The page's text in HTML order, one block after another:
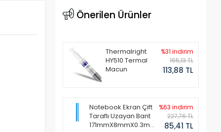
Önerilen Ürünler
Thermalright
HY510 Termal
Macun
%31 indirim
165,13 TL
113,88 TL
Notebook Ekran Çift
Taraflı Uzayan Bant
171mmX8mmX0.3mm
%63 indirim
227,76 TL
85,41 TL